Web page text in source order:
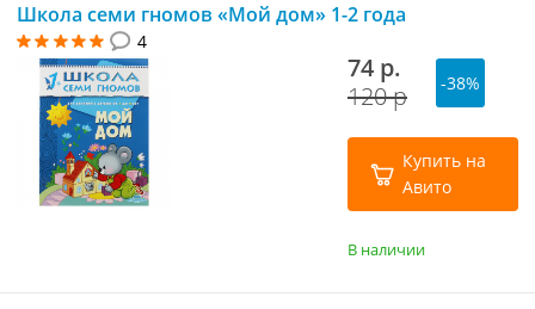
Школа семи гномов «Мой дом» 1-2 года
4
74 р.
120 р
-38%
Купить на
Авито
В наличии